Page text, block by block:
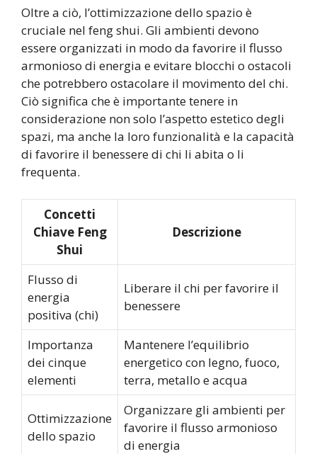
Oltre a ciò, l’ottimizzazione dello spazio è
cruciale nel feng shui. Gli ambienti devono
essere organizzati in modo da favorire il flusso
armonioso di energia e evitare blocchi o ostacoli
che potrebbero ostacolare il movimento del chi.
Ciò significa che è importante tenere in
considerazione non solo l’aspetto estetico degli
spazi, ma anche la loro funzionalità e la capacità
di favorire il benessere di chi li abita o li
frequenta.
Concetti
Chiave Feng
Shui
Descrizione
Flusso di
energia
positiva (chi)
Liberare il chi per favorire il
benessere
Importanza
dei cinque
elementi
Mantenere l’equilibrio
energetico con legno, fuoco,
terra, metallo e acqua
Ottimizzazione
dello spazio
Organizzare gli ambienti per
favorire il flusso armonioso
di energia